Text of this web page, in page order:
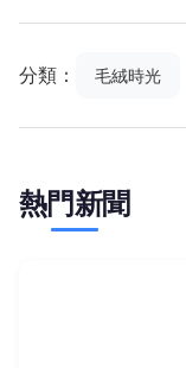
分類： 毛絨時光
熱門新聞